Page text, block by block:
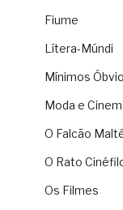
Fiume
Lítera-Múndi
Mínimos
Moda e
O Falcão
O Rato
Os Filmes